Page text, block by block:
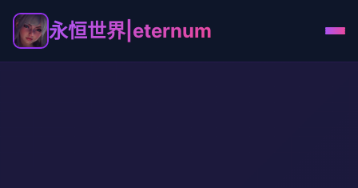
永恒世界|eternum